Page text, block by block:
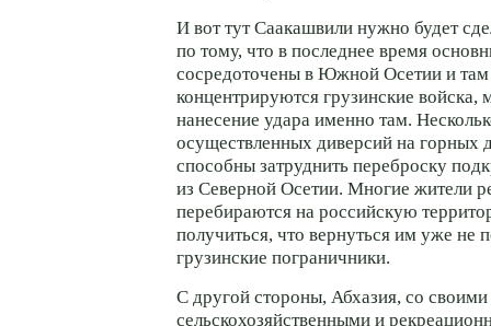
И вот тут Саакашвили нужно будет
по тому, что в последнее время
сосредоточены в Южной Осетии и
концентрируются грузинские
нанесение удара именно там.
осуществленных диверсий на горных
способны затруднить переброску
из Северной Осетии. Многие жители
перебираются на российскую
получиться, что вернуться им уже не
грузинские пограничники.
С другой стороны, Абхазия, со своими
сельскохозяйственными и